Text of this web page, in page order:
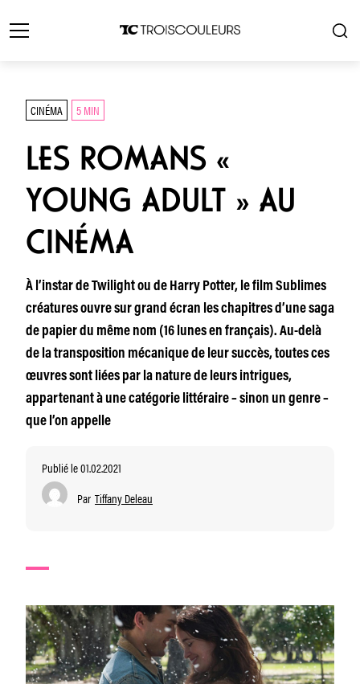
CINÉMA 5 MIN
LES ROMANS «
YOUNG ADULT » AU
CINÉMA
À l’instar de Twilight ou de Harry Potter, le film Sublimes
créatures ouvre sur grand écran les chapitres d’une saga
de papier du même nom (16 lunes en français). Au-delà
de la transposition mécanique de leur succès, toutes ces
œuvres sont liées par la nature de leurs intrigues,
appartenant à une catégorie littéraire – sinon un genre –
que l’on appelle
Publié le 01.02.2021
Par Tiffany Deleau